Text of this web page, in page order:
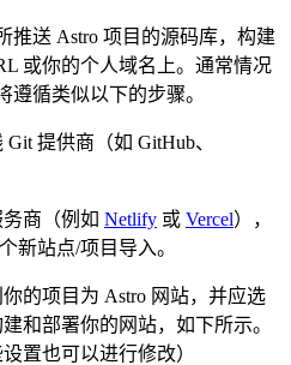
推送 Astro 项目的源码库，构建
或你的个人域名上。通常情况
循类似以下的步骤。
提供商（如 GitHub、
商（例如 Netlify 或 Vercel），
新站点/项目导入。
的项目为 Astro 网站，并应选
和部署你的网站，如下所示。
置也可以进行修改）